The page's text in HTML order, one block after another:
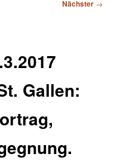
Nächster →
Gallen: